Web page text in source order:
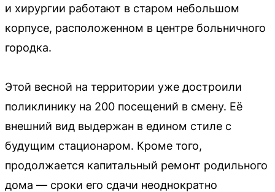
и хирургии работают в старом небольшом
корпусе, расположенном в центре больничного
городка.
Этой весной на территории уже достроили
поликлинику на 200 посещений в смену. Её
внешний вид выдержан в едином стиле с
будущим стационаром. Кроме того,
продолжается капитальный ремонт родильного
дома — сроки его сдачи неоднократно